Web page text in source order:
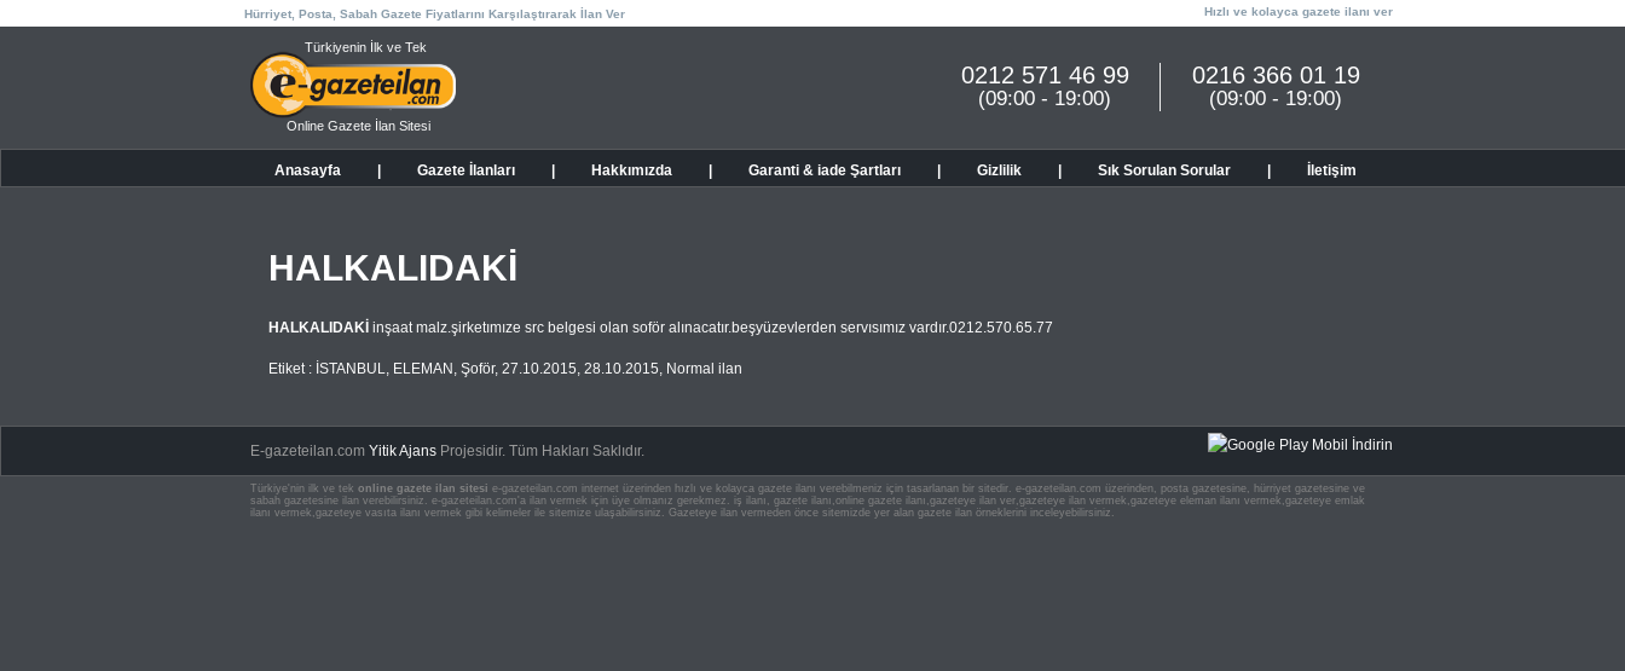
Hürriyet, Posta, Sabah Gazete Fiyatlarını Karşılaştırarak İlan Ver Hızlı ve kolayca gazete ilanı ver
Türkiyenin İlk ve Tek
Online Gazete İlan Sitesi
0216 366 01 19
(09:00 - 19:00)
0212 571 46 99
(09:00 - 19:00)
Anasayfa Gazete İlanları Hakkımızda Garanti & iade Şartları Gizlilik Sık Sorulan Sorular İletişim
HALKALIDAKİ
HALKALIDAKİ inşaat malz.şirketımıze src belgesi olan soför alınacatır.beşyüzevlerden servısımız vardır.0212.570.65.77
Etiket : İSTANBUL, ELEMAN , Şoför, 27.10.2015, 28.10.2015, Normal ilan
E-gazeteilan.comYitik Ajans Projesidir.Tüm Hakları Saklıdır.
Türkiye'nin ilk ve tek online gazete ilan sitesi e-gazeteilan.com internet üzerinden hızlı ve kolayca gazete ilanı verebilmeniz için tasarlanan bir sitedir. e-gazeteilan.com üzerinden, posta gazetesine, hürriyet gazetesine ve
sabah gazetesine ilan verebilirsiniz. e-gazeteilan.com'a ilan vermek için üye olmanız gerekmez. iş ilanı, gazete ilanı,online gazete ilanı,gazeteye ilan ver,gazeteye ilan vermek,gazeteye eleman ilanı vermek,gazeteye emlak
ilanı vermek,gazeteye vasıta ilanı vermek gibi kelimeler ile sitemize ulaşabilirsiniz. Gazeteye ilan vermeden önce sitemizde yer alan gazete ilan örneklerini inceleyebilirsiniz.